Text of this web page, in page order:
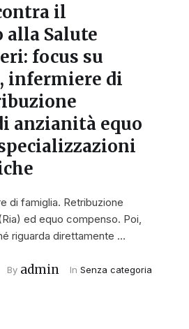
il
Salute
focus su
infermiere di
anzianità equo
di famiglia. Retribuzione
ed equo compenso. Poi,
riguarda direttamente …
By admin In Senza categoria